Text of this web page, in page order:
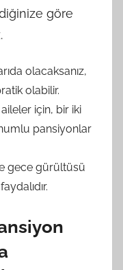
göre
olacaksanız,
olabilir.
için, bir iki
pansiyonlar
gece gürültüsü